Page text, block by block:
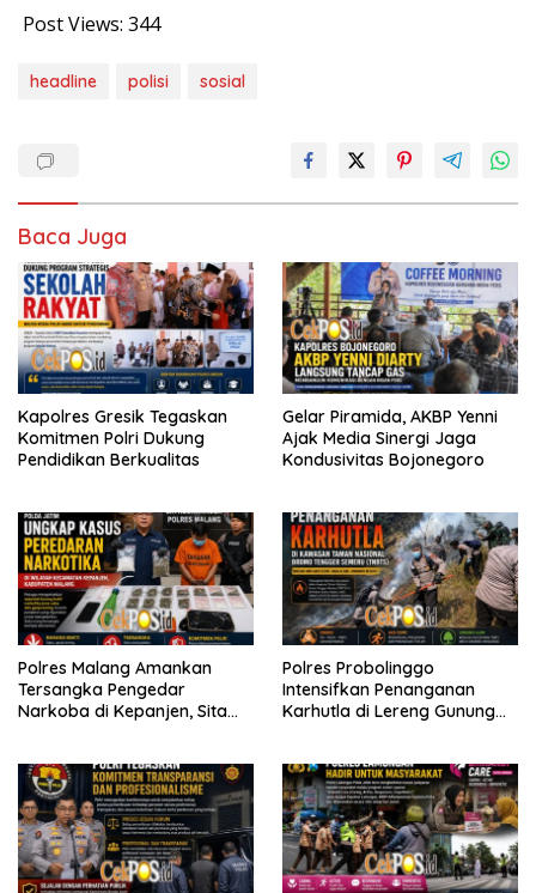
Post Views: 344
headline polisi sosial
Baca Juga
Kapolres Gresik Tegaskan
Komitmen Polri Dukung
Pendidikan Berkualitas
Gelar Piramida, AKBP Yenni
Ajak Media Sinergi Jaga
Kondusivitas Bojonegoro
Polres Malang Amankan
Tersangka Pengedar
Narkoba di Kepanjen, Sita
Polres Probolinggo
Intensifkan Penanganan
Karhutla di Lereng Gunung